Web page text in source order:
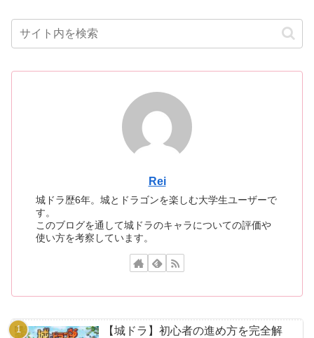
Rei
城ドラ歴6年。城とドラゴンを楽しむ大学生ユーザーで
す。
このブログを通して城ドラのキャラについての評価や
使い方を考察しています。
【城ドラ】初心者の進め方を完全解